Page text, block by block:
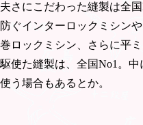
夫さにこだわった縫製は全
防ぐインターロックミシン
巻ロックミシン、さらに平
駆使た縫製は、全国No1。
使う場合もあるとか。